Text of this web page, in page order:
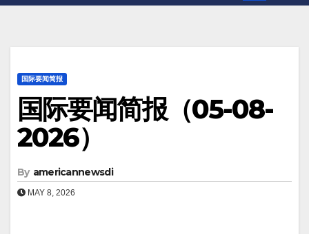
国际要闻简报
国际要闻简报（05-08-
2026）
By americannewsdi
MAY 8, 2026